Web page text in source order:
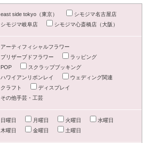
east side tokyo（東京）
シモジマ名古屋店
シモジマ岐阜店
シモジマ心斎橋店（大阪）
アーティフィシャルフラワー
プリザーブドフラワー
ラッピング
POP
スクラップブッキング
ハワイアンリボンレイ
ウェディング関連
クラフト
ディスプレイ
その他手芸・工芸
日曜日 月曜日 火曜日
水曜日
木曜日
金曜日 土曜日